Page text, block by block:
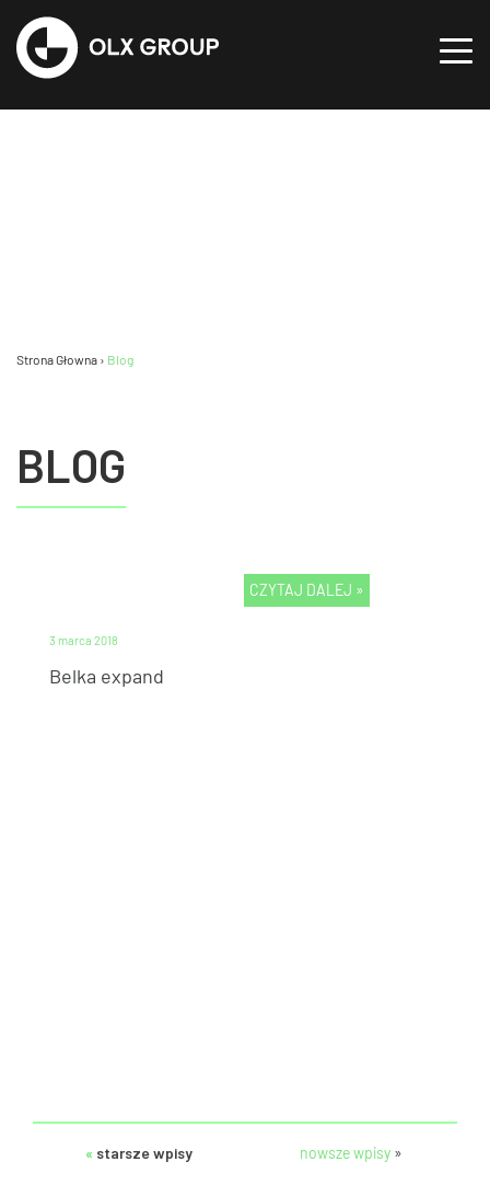
Strona Głowna › Blog
BLOG
3 marca 2018
Belka expand
CZYTAJ DALEJ »
« starsze wpisy nowsze wpisy »